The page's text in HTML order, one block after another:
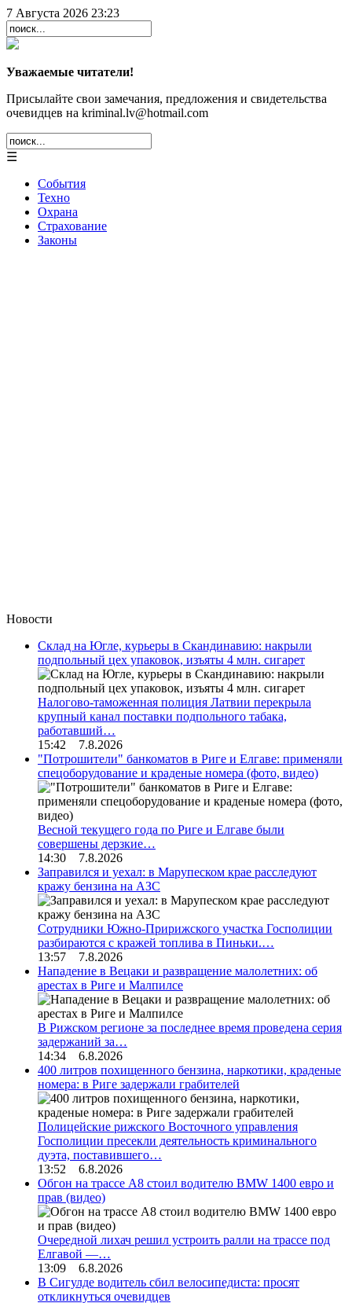
7 Августа 2026 23:23
Уважаемые читатели!
Присылайте свои замечания, предложения и свидетельства
очевидцев на kriminal.lv@hotmail.com
☰
События
Техно
Охрана
Страхование
Законы
Новости
Склад на Югле, курьеры в Скандинавию: накрыли
подпольный цех упаковок, изъяты 4 млн. сигарет
Налогово-таможенная полиция Латвии перекрыла
крупный канал поставки подпольного табака,
работавший…
15:42 7.8.2026
"Потрошители" банкоматов в Риге и Елгаве: применяли
спецоборудование и краденые номера (фото, видео)
Весной текущего года по Риге и Елгаве были
совершены дерзкие…
14:30 7.8.2026
Заправился и уехал: в Марупеском крае расследуют
кражу бензина на АЗС
Сотрудники Южно-Пририжского участка Госполиции
разбираются с кражей топлива в Пиньки.…
13:57 7.8.2026
Нападение в Вецаки и развращение малолетних: об
арестах в Риге и Малпилсе
В Рижском регионе за последнее время проведена серия
задержаний за…
14:34 6.8.2026
400 литров похищенного бензина, наркотики, краденые
номера: в Риге задержали грабителей
Полицейские рижского Восточного управления
Госполиции пресекли деятельность криминального
дуэта, поставившего…
13:52 6.8.2026
Обгон на трассе А8 стоил водителю BMW 1400 евро и
прав (видео)
Очередной лихач решил устроить ралли на трассе под
Елгавой —…
13:09 6.8.2026
В Сигулде водитель сбил велосипедиста: просят
откликнуться очевидцев